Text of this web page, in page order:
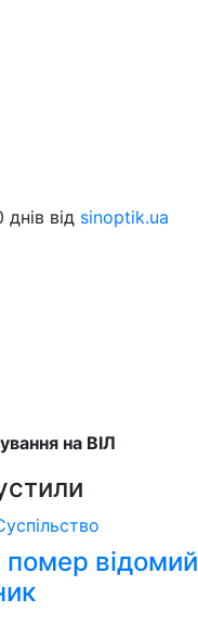
від sinoptik.ua
на ВІЛ
помер відомий